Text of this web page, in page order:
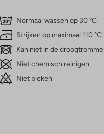
Normaal wassen op 30 °C
Strijken op maximaal 110 °C
Kan niet in de droogtrommel
Niet chemisch reinigen
Niet bleken